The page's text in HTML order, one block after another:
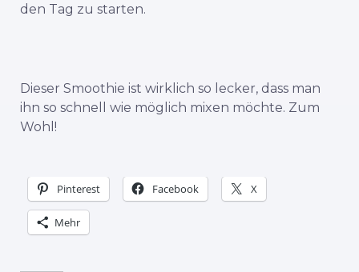
den Tag zu starten.
Dieser Smoothie ist wirklich so lecker, dass man
ihn so schnell wie möglich mixen möchte. Zum
Wohl!
Pinterest Facebook X
Mehr